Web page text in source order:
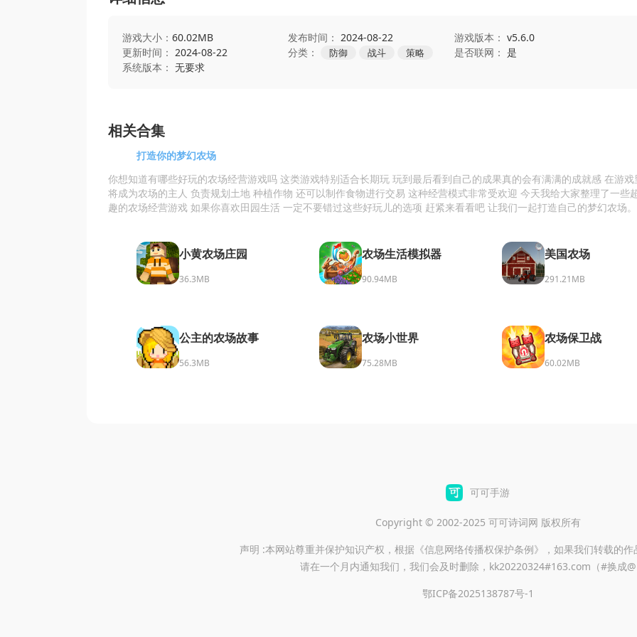
游戏大小： 60.02MB 发布时间： 2024-08-22 游戏版本： v5.6.0
更新时间： 2024-08-22 分类： 防御 战斗 策略 是否联网： 是
系统版本： 无要求
相关合集
打造你的梦幻农场
你想知道有哪些好玩的农场经营游戏吗 这类游戏特别适合长期玩 玩到最后看到自己的成果真的会有满满的成就感 在游戏
将成为农场的主人 负责规划土地 种植作物 还可以制作食物进行交易 这种经营模式非常受欢迎 今天我给大家整理了一些
趣的农场经营游戏 如果你喜欢田园生活 一定不要错过这些好玩儿的选项 赶紧来看看吧 让我们一起打造自己的梦幻农场。
小黄农场庄园
36.3MB
农场生活模拟器
90.94MB
美国农场
291.21MB
公主的农场故事
56.3MB
农场小世界
75.28MB
农场保卫战
60.02MB
可可手游
Copyright © 2002-2025 可可诗词网 版权所有
声明 :本网站尊重并保护知识产权，根据《信息网络传播权保护条例》，如果我们转载的作
请在一个月内通知我们，我们会及时删除，kk20220324#163.com（#换成@
鄂ICP备2025138787号-1